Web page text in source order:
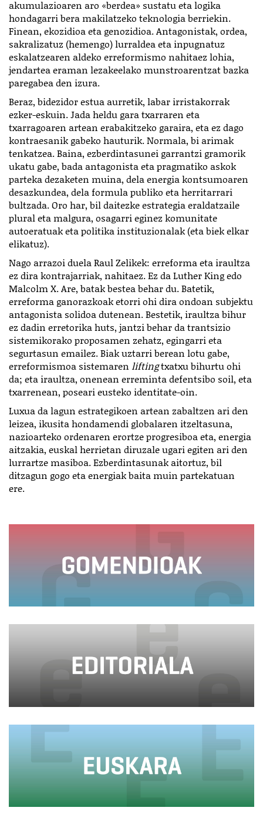
akumulazioaren aro «berdea» sustatu eta logika
hondagarri bera makilatzeko teknologia berriekin.
Finean, ekozidioa eta genozidioa. Antagonistak, ordea,
sakralizatuz (hemengo) lurraldea eta inpugnatuz
eskalatzearen aldeko erreformismo nahitaez lohia,
jendartea eraman lezakeelako munstroarentzat bazka
paregabea den izura.
Beraz, bidezidor estua aurretik, labar irristakorrak
ezker-eskuin. Jada heldu gara txarraren eta
txarragoaren artean erabakitzeko garaira, eta ez dago
kontraesanik gabeko hauturik. Normala, bi arimak
tenkatzea. Baina, ezberdintasunei garrantzi gramorik
ukatu gabe, bada antagonista eta pragmatiko askok
parteka dezaketen muina, dela energia kontsumoaren
desazkundea, dela formula publiko eta herritarrari
bultzada. Oro har, bil daitezke estrategia eraldatzaile
plural eta malgura, osagarri eginez komunitate
autoeratuak eta politika instituzionalak (eta biek elkar
elikatuz).
Nago arrazoi duela Raul Zelikek: erreforma eta iraultza
ez dira kontrajarriak, nahitaez. Ez da Luther King edo
Malcolm X. Are, batak bestea behar du. Batetik,
erreforma ganorazkoak etorri ohi dira ondoan subjektu
antagonista solidoa dutenean. Bestetik, iraultza bihur
ez dadin erretorika huts, jantzi behar da trantsizio
sistemikorako proposamen zehatz, egingarri eta
segurtasun emailez. Biak uztarri berean lotu gabe,
erreformismoa sistemaren liftingtxatxu bihurtu ohi
da; eta iraultza, onenean erreminta defentsibo soil, eta
txarrenean, poseari eusteko identitate-oin.
Luxua da lagun estrategikoen artean zabaltzen ari den
leizea, ikusita hondamendi globalaren itzeltasuna,
nazioarteko ordenaren erortze progresiboa eta, energia
aitzakia, euskal herrietan diruzale ugari egiten ari den
lurrartze masiboa. Ezberdintasunak aitortuz, bil
ditzagun gogo eta energiak baita muin partekatuan
ere.